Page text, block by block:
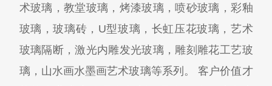
术玻璃，教堂玻璃，烤漆玻璃，喷砂玻璃，彩釉
玻璃，玻璃砖，U型玻璃，长虹压花玻璃，艺术
玻璃隔断，激光内雕发光玻璃，雕刻雕花工艺玻
璃，山水画水墨画艺术玻璃等系列。 客户价值才